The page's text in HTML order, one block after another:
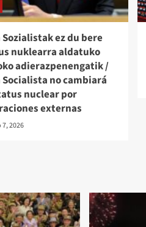
Sozialistak ez du bere
nuklearra aldatuko
adierazpenengatik /
Socialista no cambiará
nuclear por
externas
7, 2026